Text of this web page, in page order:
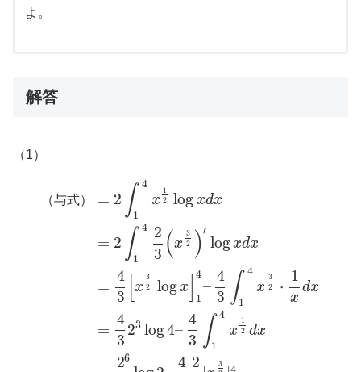
よ。
解答
（1）
（与式） = 2 ∫ 4
1
x
1
2
log xdx
= 2 ∫ 4
1
2
3 (x
3
2 )′
logxdx
=
4
3
x
3
2
logx
4
1
–
4
3 ∫ 4
1
x
3
2
⋅
1
x
dx
=
4
3
23 log4–
4
3
∫ 4
1
x
1
2 dx
26
4 2
3
4